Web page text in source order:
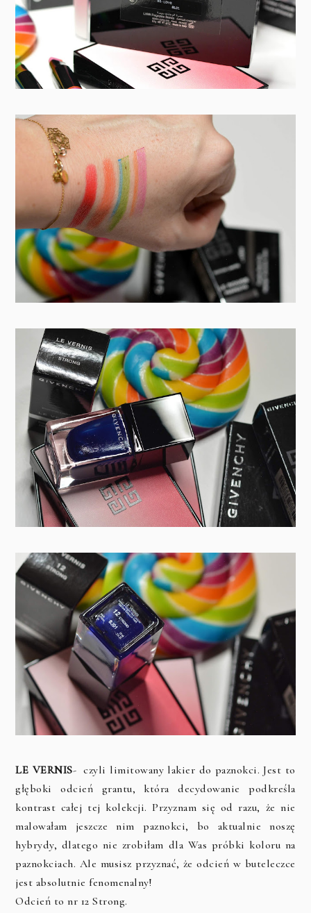
LE VERNIS- czyli limitowany lakier do paznokci. Jest to
głęboki odcień grantu, która decydowanie podkreśla
kontrast całej tej kolekcji. Przyznam się od razu, że nie
malowałam jeszcze nim paznokci, bo aktualnie noszę
hybrydy, dlatego nie zrobiłam dla Was próbki koloru na
paznokciach. Ale musisz przyznać, że odcień w buteleczce
jest absolutnie fenomenalny!
Odcień to nr 12 Strong.